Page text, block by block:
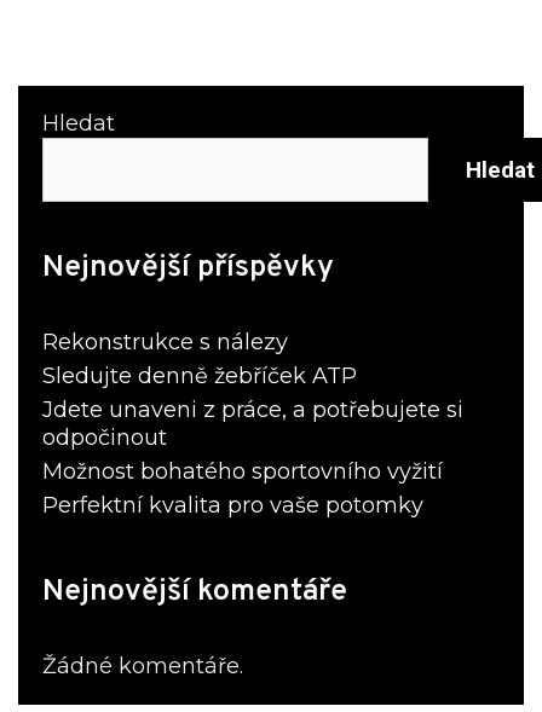
Hledat
Hledat
Nejnovější příspěvky
Rekonstrukce s nálezy
Sledujte denně žebříček ATP
Jdete unaveni z práce, a potřebujete si
odpočinout
Možnost bohatého sportovního vyžití
Perfektní kvalita pro vaše potomky
Nejnovější komentáře
Žádné komentáře.